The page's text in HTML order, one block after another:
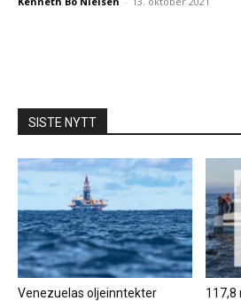
SISTE NYTT
Venezuelas oljeinntekter
117,8